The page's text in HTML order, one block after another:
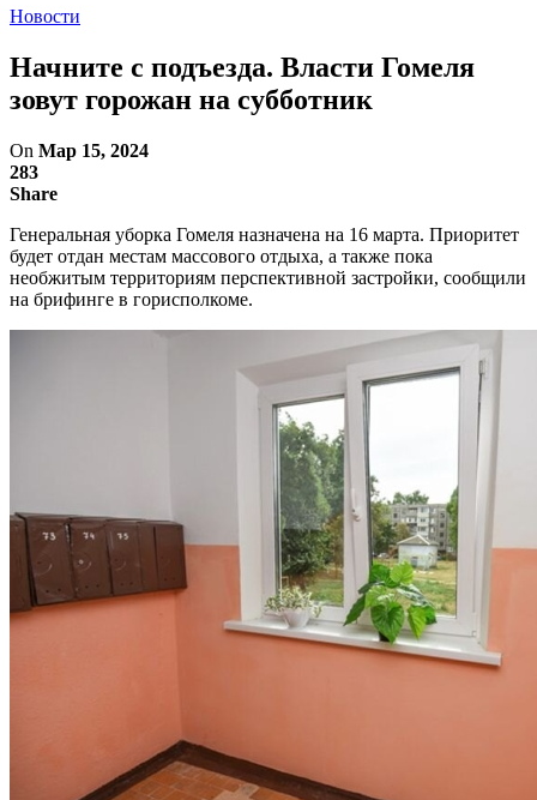
Новости
Начните с подъезда. Власти Гомеля
зовут горожан на субботник
On Мар 15, 2024
283
Share
Генеральная уборка Гомеля назначена на 16 марта. Приоритет
будет отдан местам массового отдыха, а также пока
необжитым территориям перспективной застройки, сообщили
на брифинге в горисполкоме.